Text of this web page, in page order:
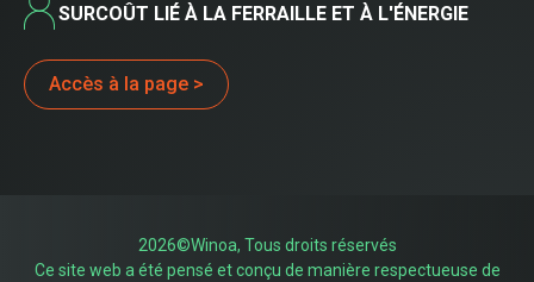
SURCOÛT LIÉ À LA FERRAILLE ET À L'ÉNERGIE
Accès à la page >
2026©Winoa, Tous droits réservés
Ce site web a été pensé et conçu de manière respectueuse de